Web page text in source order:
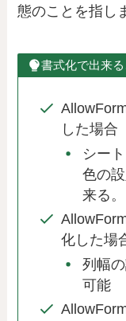
態のことを指し
書式化で出来る
した場合
シー
色の
来る。
化した場
列幅
可能